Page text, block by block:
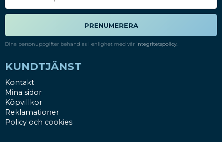
PRENUMERERA
Dina personuppgifter behandlas i enlighet med vår integritetspolicy.
KUNDTJÄNST
Kontakt
Mina sidor
Köpvillkor
Reklamationer
Policy och cookies